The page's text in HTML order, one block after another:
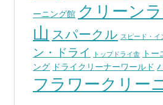
ーニング館 クリーン
山 スパークル スピード・イ
ン・ドライ
トップドライ舎
ト
ング ドライクリーナーワールド
フラワークリー